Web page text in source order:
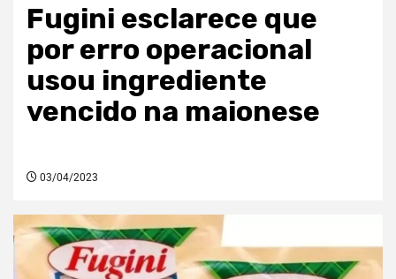
Fugini esclarece que
por erro operacional
usou ingrediente
vencido na maionese
03/04/2023